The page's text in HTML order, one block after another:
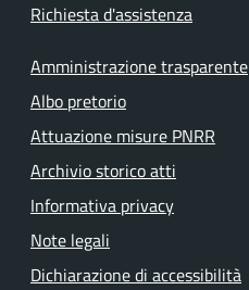
Richiesta d'assistenza
Amministrazione trasparente
Albo pretorio
Attuazione misure PNRR
Archivio storico atti
Informativa privacy
Note legali
Dichiarazione di accessibilità